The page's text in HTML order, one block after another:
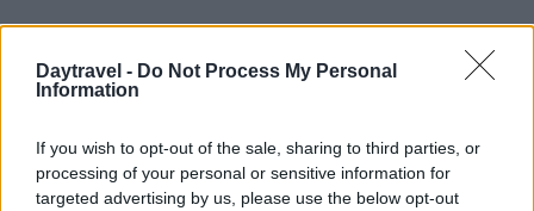
Daytravel - Do Not Process My Personal
Information
If you wish to opt-out of the sale, sharing to third parties, or
processing of your personal or sensitive information for
targeted advertising by us, please use the below opt-out
Continua a leggere